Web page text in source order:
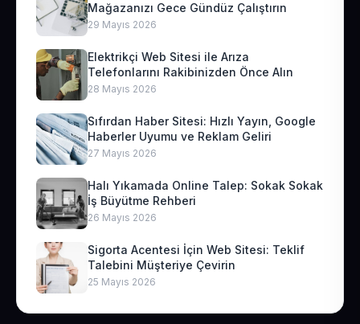
Mağazanızı Gece Gündüz Çalıştırın
29 Mayıs 2026
Elektrikçi Web Sitesi ile Arıza
Telefonlarını Rakibinizden Önce Alın
28 Mayıs 2026
Sıfırdan Haber Sitesi: Hızlı Yayın, Google
Haberler Uyumu ve Reklam Geliri
27 Mayıs 2026
Halı Yıkamada Online Talep: Sokak Sokak
İş Büyütme Rehberi
26 Mayıs 2026
Sigorta Acentesi İçin Web Sitesi: Teklif
Talebini Müşteriye Çevirin
25 Mayıs 2026